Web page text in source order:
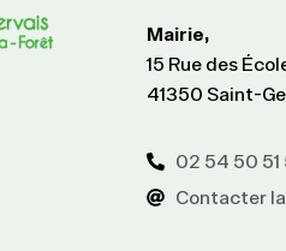
Mairie,
15 Rue des
41350 Saint-
02 54 50 51
Contacter